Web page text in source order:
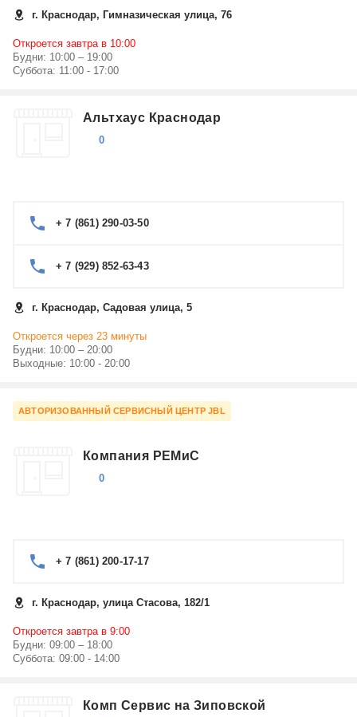
г. Краснодар, Гимназическая улица, 76
Откроется завтра в 10:00
Будни: 10:00 – 19:00
Суббота: 11:00 - 17:00
Альтхаус Краснодар
0
+ 7 (861) 290-03-50
+ 7 (929) 852-63-43
г. Краснодар, Садовая улица, 5
Откроется через 23 минуты
Будни: 10:00 – 20:00
Выходные: 10:00 - 20:00
АВТОРИЗОВАННЫЙ СЕРВИСНЫЙ ЦЕНТР JBL
Компания РЕМиС
0
+ 7 (861) 200-17-17
г. Краснодар, улица Стасова, 182/1
Откроется завтра в 9:00
Будни: 09:00 – 18:00
Суббота: 09:00 - 14:00
Комп Сервис на Зиповской